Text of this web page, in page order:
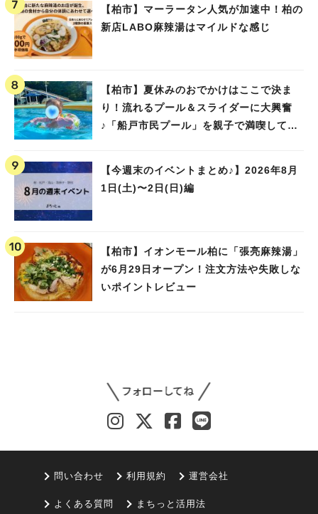
【柏市】マーラータン人気が加速中！柏の
新店LABO麻辣湯はマイルドな感じ
【柏市】夏休みのおでかけはここで決ま
り！流れるプール＆スライダーに大興奮
♪「船戸市民プール」を親子で満喫してき
【今週末のイベントまとめ♪】2026年8月
1日(土)〜2日(日)編
【柏市】イオンモール柏に「張亮麻辣湯」
が6月29日オープン！注文方法や失敗しな
いポイントレビュー
問い合わせ 利用規約 運営会社
よくある質問 まちっと活用法